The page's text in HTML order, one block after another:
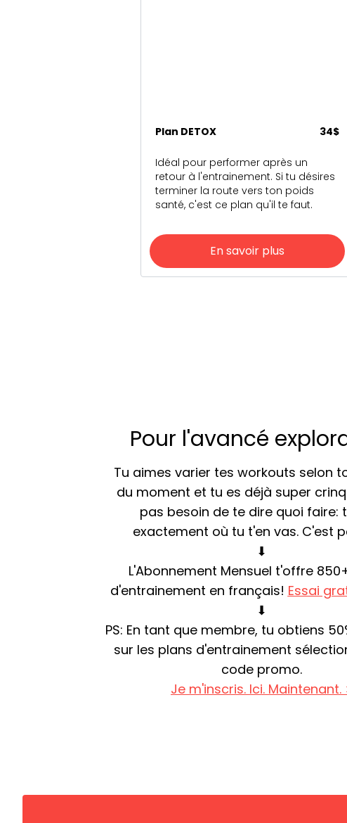
Plan DETOX 34$
Idéal pour performer après un
retour à l'entrainement. Si tu désires
terminer la route vers ton poids
santé, c'est ce plan qu'il te faut.
En savoir plus
Pour l'avancé
Tu aimes varier tes workouts selon
du moment et tu es déjà super
pas besoin de te dire quoi faire:
exactement où tu t'en vas. C'est
⬇︎
L'Abonnement Mensuel t'offre
d'entrainement en français! Essai
⬇︎
PS: En tant que membre, tu obtiens
sur les plans d'entrainement
code promo.
Je m'inscris. Ici. Maintenant.